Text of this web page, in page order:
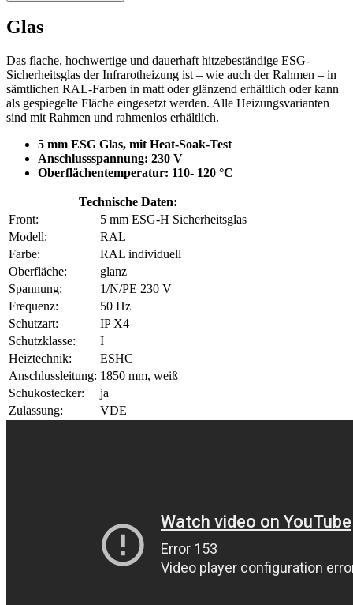
Glas
Das flache, hochwertige und dauerhaft hitzebeständige ESG-
Sicherheitsglas der Infrarotheizung ist – wie auch der Rahmen – in
sämtlichen RAL-Farben in matt oder glänzend erhältlich oder kann
als gespiegelte Fläche eingesetzt werden. Alle Heizungsvarianten
sind mit Rahmen und rahmenlos erhältlich.
5 mm ESG Glas, mit Heat-Soak-Test
Anschlussspannung: 230 V
Oberflächentemperatur: 110- 120 °C
Technische Daten:
Front:
5 mm ESG-H Sicherheitsglas
Modell:
RAL
Farbe:
RAL individuell
Oberfläche:
glanz
Spannung:
1/N/PE 230 V
Frequenz:
50 Hz
Schutzart:
IP X4
Schutzklasse:
I
Heiztechnik:
ESHC
Anschlussleitung: 1850 mm, weiß
Schukostecker:
ja
Zulassung:
VDE